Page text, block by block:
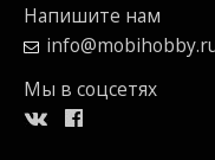
Напишите нам
Мы в соцсетях